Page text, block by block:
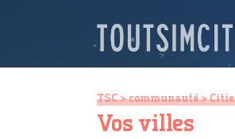
TSC>communauté>
Vos villes